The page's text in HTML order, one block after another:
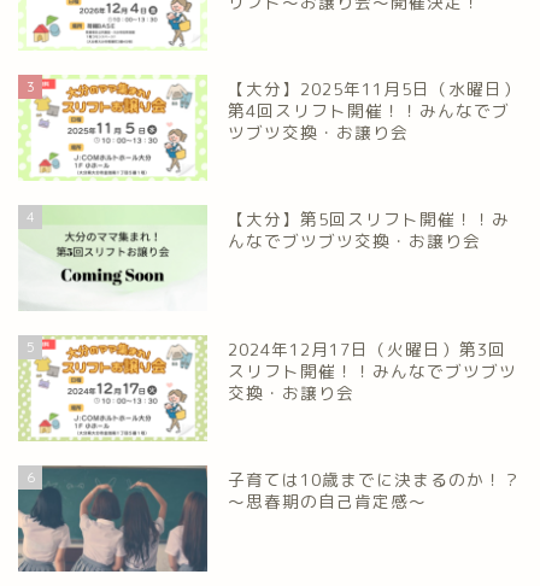
3
【大分】2025年11月5日（水曜日）
第4回スリフト開催！！みんなでブ
ツブツ交換・お譲り会
4
【大分】第5回スリフト開催！！み
んなでブツブツ交換・お譲り会
5
2024年12月17日（火曜日）第3回
スリフト開催！！みんなでブツブツ
交換・お譲り会
6
子育ては10歳までに決まるのか！？
～思春期の自己肯定感～